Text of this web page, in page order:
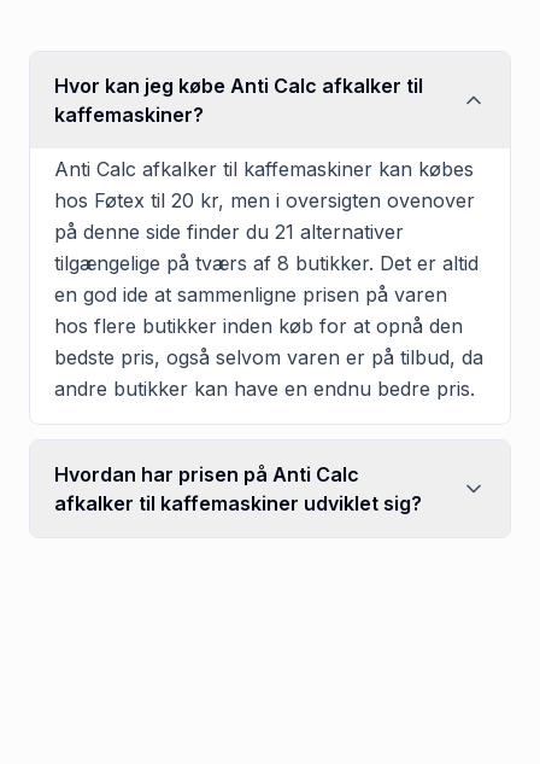
Hvor kan jeg købe Anti Calc afkalker til
kaffemaskiner?
Anti Calc afkalker til kaffemaskiner kan købes
hos Føtex til 20 kr, men i oversigten ovenover
på denne side finder du 21 alternativer
tilgængelige på tværs af 8 butikker. Det er altid
en god ide at sammenligne prisen på varen
hos flere butikker inden køb for at opnå den
bedste pris, også selvom varen er på tilbud, da
andre butikker kan have en endnu bedre pris.
Hvordan har prisen på Anti Calc
afkalker til kaffemaskiner udviklet sig?